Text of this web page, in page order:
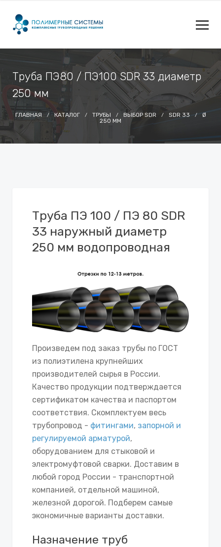
Труба ПЭ80 / ПЭ100 SDR 33 диаметр
250 мм
ГЛАВНАЯ КАТАЛОГ ТРУБЫ ВЫБОР SDR SDR 33
Ø
250 ММ
Труба ПЭ 100 / ПЭ 80 SDR
33 наружный диаметр
250 мм водопроводная
Произведем под заказ трубы по ГОСТ
из полиэтилена крупнейших
производителей сырья в России.
Качество продукции подтверждается
сертификатом качества и паспортом
соответствия. Скомплектуем весь
трубопровод - фитингами, запорной и
регулируемой арматурой,
оборудованием для стыковой и
электромуфтовой сварки. Доставим в
любой город России - транспортной
компанией, отдельной машиной,
железной дорогой. Подберем самые
экономичные варианты доставки.
Назначение труб